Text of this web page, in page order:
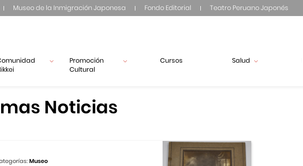
Museo de la Inmigración Japonesa Fondo Editorial Teatro Peruano Japonés
Promoción
Cultural
Cursos Salud
Noticias
Museo